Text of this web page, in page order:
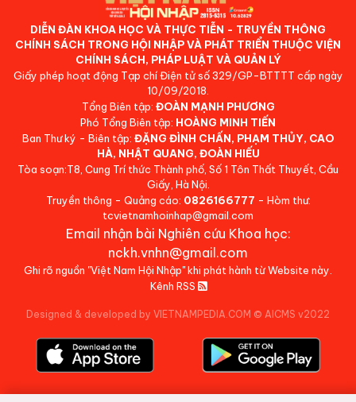
DIỄN ĐÀN KHOA HỌC VÀ THỰC TIỄN - TRUYỀN THÔNG
CHÍNH SÁCH TRONG HỘI NHẬP VÀ PHÁT TRIỂN THUỘC VIỆN
CHÍNH SÁCH, PHÁP LUẬT VÀ QUẢN LÝ
Giấy phép hoạt động Tạp chí Điện tử số 329/GP-BTTTT cấp ngày
10/09/2018.
Tổng Biên tập: ĐOÀN MẠNH PHƯƠNG
Phó Tổng Biên tập: HOÀNG MINH TIẾN
Ban Thư ký - Biên tập: ĐẶNG ĐÌNH CHẤN, PHẠM THỦY, CAO
HÀ, NHẬT QUANG, ĐOÀN HIẾU
Tòa soạn:T8, Cung Trí thức Thành phố, Số 1 Tôn Thất Thuyết, Cầu
Giấy, Hà Nội.
Truyền thông - Quảng cáo: 0826166777 - Hòm thư:
tcvietnamhoinhap@gmail.com
Email nhận bài Nghiên cứu Khoa học:
nckh.vnhn@gmail.com
Ghi rõ nguồn "Việt Nam Hội Nhập" khi phát hành từ Website này.
Kênh RSS
Designed & developed by VIETNAMPEDIA.COM © AICMS v2022